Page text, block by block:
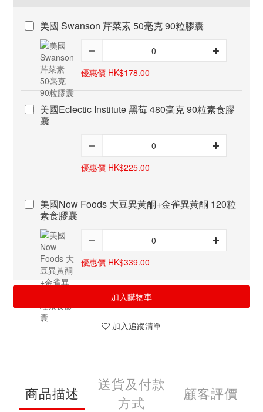
美國 Swanson 芹菜素 50毫克 90粒膠囊
優惠價 HK$178.00
美國Eclectic Institute 黑莓 480毫克 90粒素食膠
囊
優惠價 HK$225.00
美國Now Foods 大豆異黃酮+金雀異黃酮 120粒
素食膠囊
優惠價 HK$339.00
加入購物車
加入追蹤清單
商品描述
送貨及付款
方式
顧客評價